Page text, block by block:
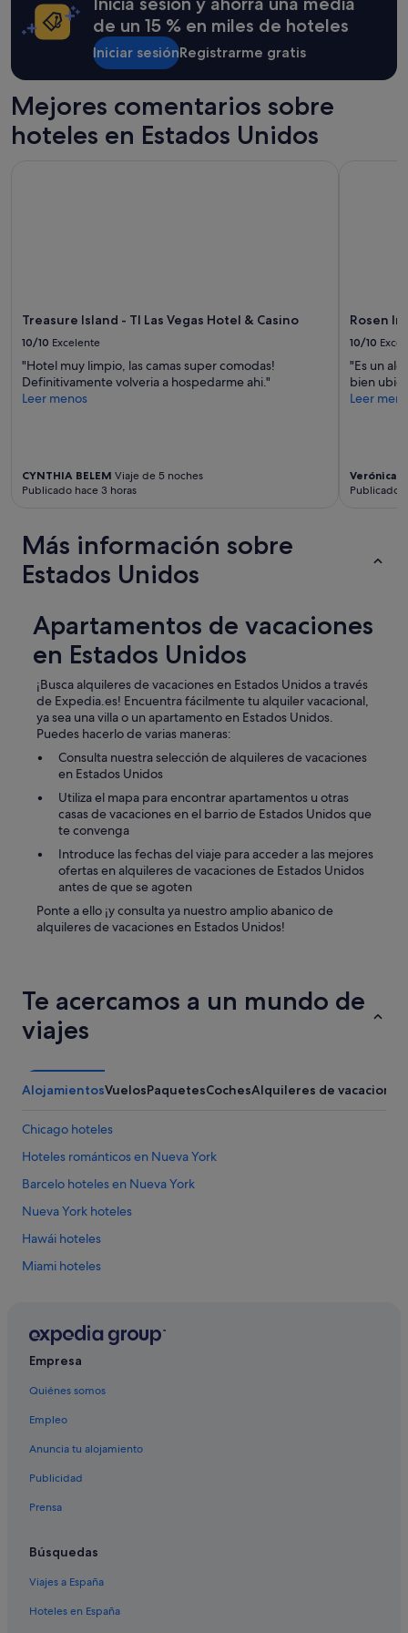
a
e
n
t
a
n
d
condiciones
adicionales.
de un 15 % en miles de hoteles
Iniciar sesiónRegistrarme gratis
Mejores comentarios sobre
hoteles en Estados Unidos
Treasure Island - TI Las Vegas Hotel & Casino
10/10 Excelente
"Hotel muy limpio, las camas super comodas!
Definitivamente volveria a hospedarme ahi."
Leer menos
CYNTHIA BELEM Viaje de 5 noches
Publicado hace 3 horas
Rosen
10/10
"Es un
bien
Leer
Verónica
Publicado
Más información sobre
Estados Unidos
Apartamentos de vacaciones
en Estados Unidos
¡Busca alquileres de vacaciones en Estados Unidos a través
de Expedia.es! Encuentra fácilmente tu alquiler vacacional,
ya sea una villa o un apartamento en Estados Unidos.
Puedes hacerlo de varias maneras:
Consulta nuestra selección de alquileres de vacaciones
en Estados Unidos
Utiliza el mapa para encontrar apartamentos u otras
casas de vacaciones en el barrio de Estados Unidos que
te convenga
Introduce las fechas del viaje para acceder a las mejores
ofertas en alquileres de vacaciones de Estados Unidos
antes de que se agoten
Ponte a ello ¡y consulta ya nuestro amplio abanico de
alquileres de vacaciones en Estados Unidos!
Te acercamos a un mundo de
viajes
AlojamientosVuelosPaquetesCochesAlquileres de vacaciones
Chicago hoteles
Hoteles románticos en Nueva York
Barcelo hoteles en Nueva York
Nueva York hoteles
Hawái hoteles
Miami hoteles
Empresa
Quiénes somos
Empleo
Anuncia tu alojamiento
Publicidad
Prensa
Búsquedas
Viajes a España
Hoteles en España